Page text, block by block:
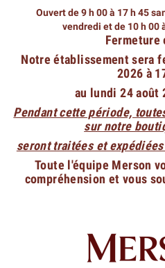
Ouvert de 9 h 00 à 17 h 45
vendredi et de 10 h 00
Fermeture
Notre établissement sera
2026 à
au lundi 24 août
Pendant cette période,
sur notre
seront traitées et
Toute l'équipe Merson
compréhension et vous